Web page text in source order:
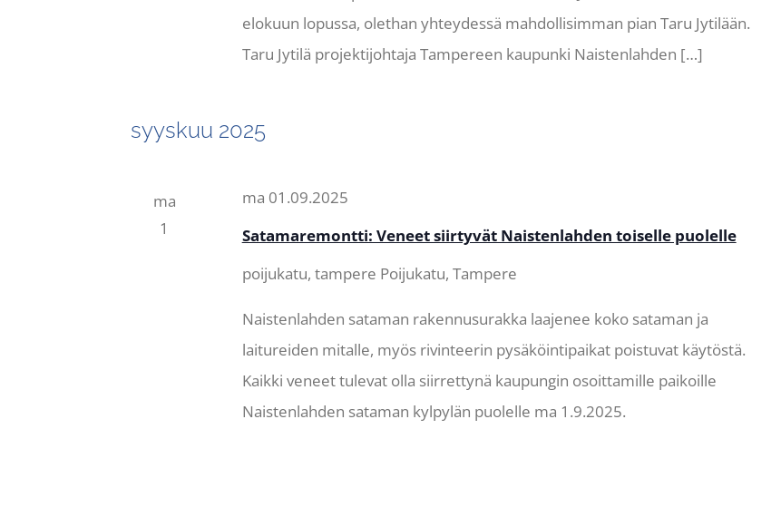
elokuun lopussa, olethan yhteydessä mahdollisimman pian Taru Jytilään.
Taru Jytilä projektijohtaja Tampereen kaupunki Naistenlahden […]
syyskuu 2025
ma
1
ma 01.09.2025
Satamaremontti: Veneet siirtyvät Naistenlahden toiselle puolelle
poijukatu, tampere Poijukatu, Tampere
Naistenlahden sataman rakennusurakka laajenee koko sataman ja
laitureiden mitalle, myös rivinteerin pysäköintipaikat poistuvat käytöstä.
Kaikki veneet tulevat olla siirrettynä kaupungin osoittamille paikoille
Naistenlahden sataman kylpylän puolelle ma 1.9.2025.